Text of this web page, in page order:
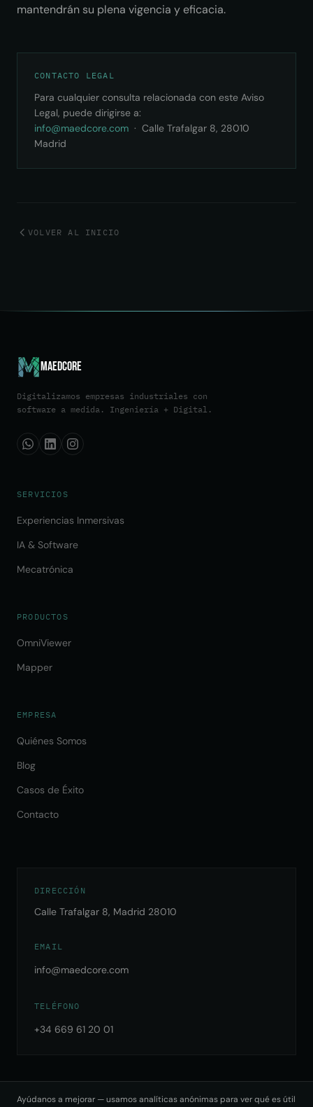
mantendrán su plena vigencia y eficacia.
CONTACTO LEGAL
Para cualquier consulta relacionada con este Aviso
Legal, puede dirigirse a:
info@maedcore.com · Calle Trafalgar 8, 28010
Madrid
VOLVER AL INICIO
Maedcore
Digitalizamos empresas industriales con
software a medida. Ingeniería + Digital.
SERVICIOS
Experiencias Inmersivas
IA & Software
Mecatrónica
PRODUCTOS
OmniViewer
Mapper
EMPRESA
Quiénes Somos
Blog
Casos de Éxito
Contacto
DIRECCIÓN
Calle Trafalgar 8, Madrid 28010
EMAIL
info@maedcore.com
TELÉFONO
+34 669 61 20 01
Ayúdanos a mejorar — usamos analíticas anónimas para ver qué es útil